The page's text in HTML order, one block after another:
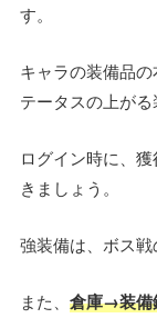
す。
キャラの装備品
テータスの上がる
ログイン時に、
きましょう。
強装備は、ボス戦
また、倉庫→装備